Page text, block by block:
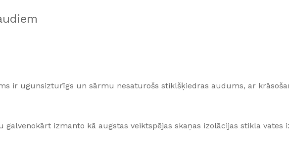
ir ugunsizturīgs un sārmu nesaturošs stiklšķiedras audums, ar
izmanto kā augstas veiktspējas skaņas izolācijas stikla vates